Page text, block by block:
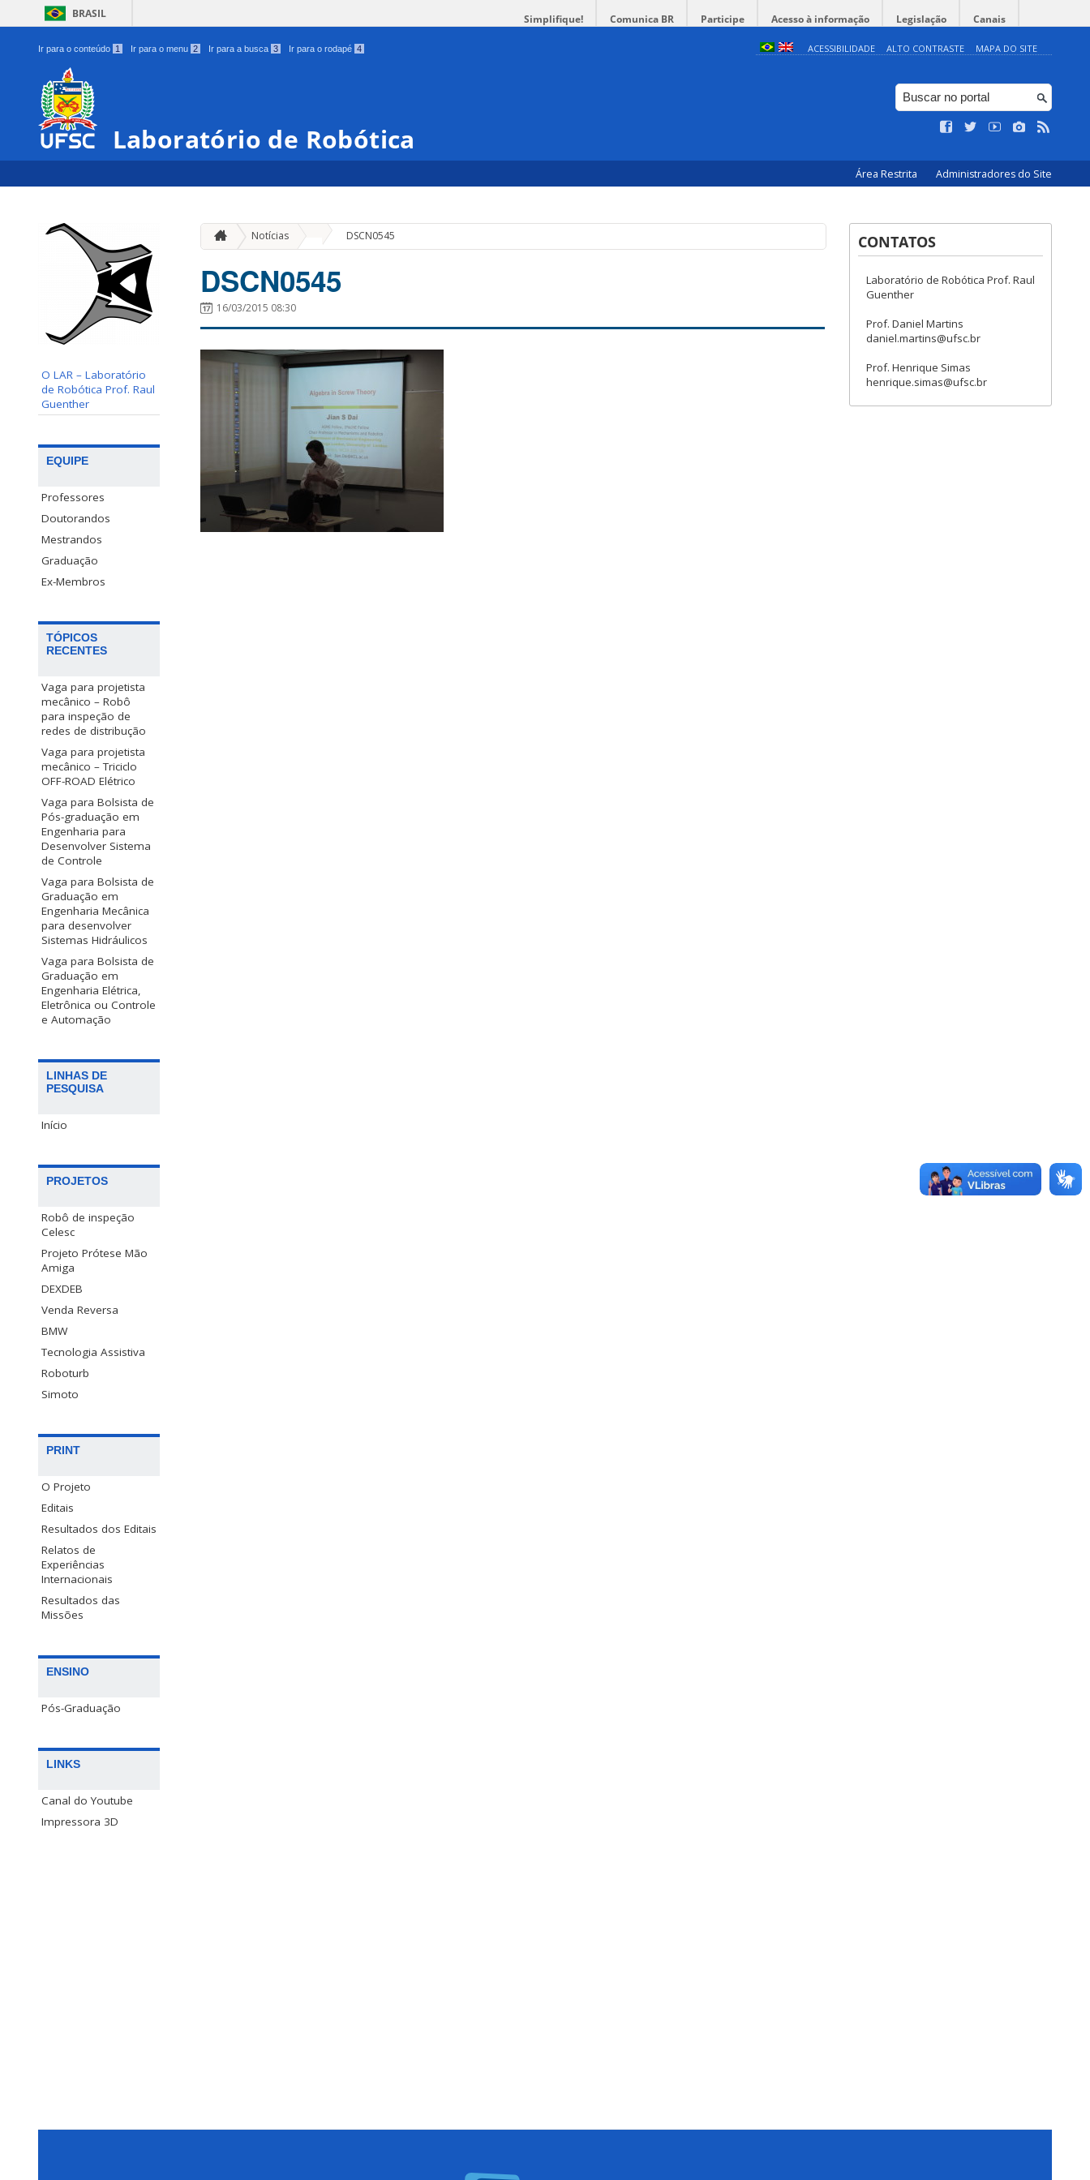
BRASIL Simplifique! Comunica BR Participe Acesso à informação Legislação Canais
Ir para o conteúdo 1 Ir para o menu 2 Ir para a busca 3 Ir para o rodapé 4 ACESSIBILIDADE ALTO CONTRASTE MAPA DO SITE
Laboratório de Robótica
Área Restrita Administradores do Site
O LAR – Laboratório
de Robótica Prof. Raul
Guenther
EQUIPE
Professores
Doutorandos
Mestrandos
Graduação
Ex-Membros
TÓPICOS
RECENTES
Vaga para projetista
mecânico – Robô
para inspeção de
redes de distribução
Vaga para projetista
mecânico – Triciclo
OFF-ROAD Elétrico
Vaga para Bolsista de
Pós-graduação em
Engenharia para
Desenvolver Sistema
de Controle
Vaga para Bolsista de
Graduação em
Engenharia Mecânica
para desenvolver
Sistemas Hidráulicos
Vaga para Bolsista de
Graduação em
Engenharia Elétrica,
Eletrônica ou Controle
e Automação
LINHAS DE
PESQUISA
Início
PROJETOS
Robô de inspeção
Celesc
Projeto Prótese Mão
Amiga
DEXDEB
Venda Reversa
BMW
Tecnologia Assistiva
Roboturb
Simoto
PRINT
O Projeto
Editais
Resultados dos Editais
Relatos de
Experiências
Internacionais
Resultados das
Missões
ENSINO
Pós-Graduação
LINKS
Canal do Youtube
Impressora 3D
Notícias DSCN0545
DSCN0545
16/03/2015 08:30
CONTATOS
Laboratório de Robótica Prof. Raul
Guenther
Prof. Daniel Martins
daniel.martins@ufsc.br
Prof. Henrique Simas
henrique.simas@ufsc.br